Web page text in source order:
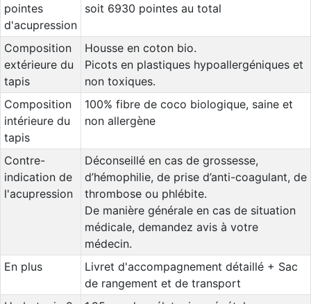
pointes
d'acupression
soit 6930 pointes au total
Composition
extérieure du
tapis
Housse en coton bio.
Picots en plastiques hypoallergéniques et
non toxiques.
Composition
intérieure du
tapis
100% fibre de coco biologique, saine et
non allergène
Contre-
indication de
l'acupression
Déconseillé en cas de grossesse,
d’hémophilie, de prise d’anti-coagulant, de
thrombose ou phlébite.
De manière générale en cas de situation
médicale, demandez avis à votre
médecin.
En plus
Livret d'accompagnement détaillé + Sac
de rangement et de transport